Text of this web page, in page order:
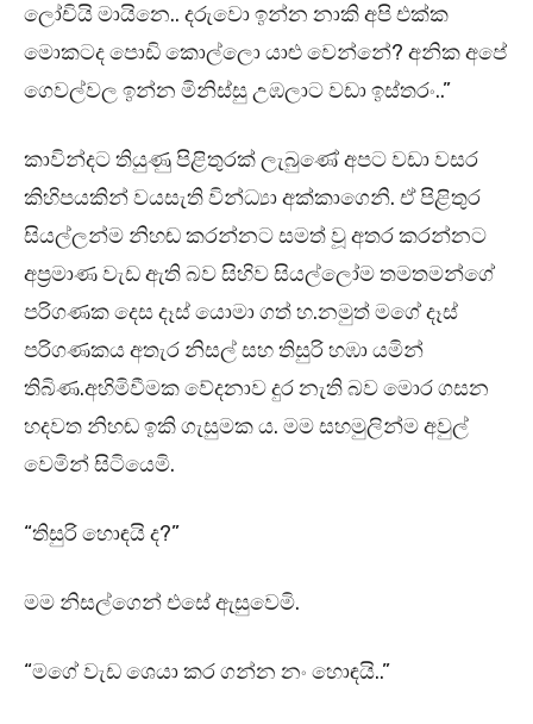
ලෝචියි මායිනෙ.. දරුවො ඉන්න නාකි අපි එක්ක
මොකටද පොඩි කොල්ලො යාළු වෙන්නේ? අනික අපේ
ගෙවල්වල ඉන්න මිනිස්සු උඹලාට වඩා ඉස්තරං..”
කාවින්දට තියුණු පිළිතුරක් ලැබුණේ අපට වඩා වසර
කිහිපයකින් වයසැති වින්ධ්‍යා අක්කාගෙනි. ඒ පිළිතුර
සියල්ලන්ම නිහඬ කරන්නට සමත් වූ අතර කරන්නට
අප්‍රමාණ වැඩ ඇති බව සිහිව සියල්ලෝම තමතමන්ගේ
පරිගණක දෙස දෑස් යොමා ගත් හ.නමුත් මගේ දෑස්
පරිගණකය අතැර නිසල් සහ තිසුරි හඹා යමින්
තිබිණ.අහිමිවීමක වේදනාව දුර නැති බව මොර ගසන
හදවත නිහඬ ඉකි ගැසුමක ය. මම සහමුලින්ම අවුල්
වෙමින් සිටියෙමි.
“තිසුරි හොඳයි ද?”
මම නිසල්ගෙන් එසේ ඇසුවෙමි.
“මගේ වැඩ ශෙයා කර ගන්න නං හොඳයි..”